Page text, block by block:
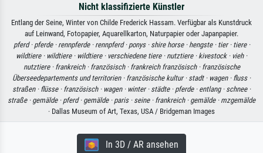
Nicht klassifizierte Künstler
Entlang der Seine, Winter von Childe Frederick Hassam. Verfügbar als Kunstdruck
auf Leinwand, Fotopapier, Aquarellkarton, Naturpapier oder Japanpapier.
pferd · pferde · rennpferde · rennpferd · ponys · shire horse · hengste · tier · tiere ·
wildtiere · wildtiere · wildtiere · verschiedene tiere · nutztiere · kivestock · vieh ·
nutztiere · frankreich · französisch · frankreich französisch · französische
Überseedepartements und territorien · französische kultur · stadt · wagen · fluss ·
straßen · flüsse · französisch · wagen · winter · städte · pferde · entlang · schnee ·
straße · gemälde · pferd · gemälde · paris · seine · frankreich · gemälde · mzgemälde
· Dallas Museum of Art, Texas, USA / Bridgeman Images
In 3D / AR ansehen